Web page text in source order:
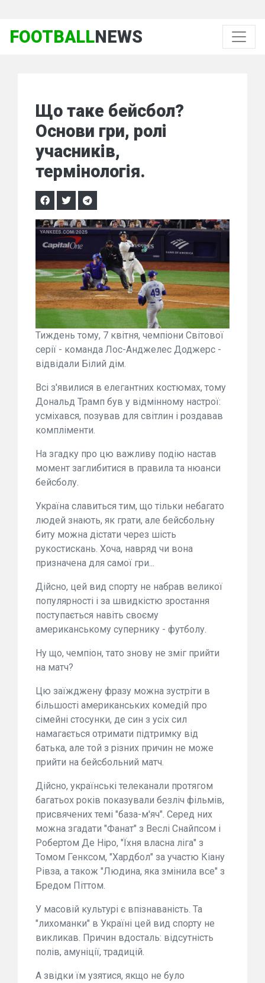
FOOTBALLNEWS
Що таке бейсбол?
Основи гри, ролі
учасників,
термінологія.
Тиждень тому, 7 квітня, чемпіони Світової
серії - команда Лос-Анджелес Доджерс -
відвідали Білий дім.
Всі з'явилися в елегантних костюмах, тому
Дональд Трамп був у відмінному настрої:
усміхався, позував для світлин і роздавав
компліменти.
На згадку про цю важливу подію настав
момент заглибитися в правила та нюанси
бейсболу.
Україна славиться тим, що тільки небагато
людей знають, як грати, але бейсбольну
биту можна дістати через шість
рукостискань. Хоча, навряд чи вона
призначена для самої гри...
Дійсно, цей вид спорту не набрав великої
популярності і за швидкістю зростання
поступається навіть своєму
американському супернику - футболу.
Ну що, чемпіон, тато знову не зміг прийти
на матч?
Цю заїжджену фразу можна зустріти в
більшості американських комедій про
сімейні стосунки, де син з усіх сил
намагається отримати підтримку від
батька, але той з різних причин не може
прийти на бейсбольний матч.
Дійсно, українські телеканали протягом
багатьох років показували безліч фільмів,
присвячених темі "база-м'яч". Серед них
можна згадати "Фанат" з Веслі Снайпсом і
Робертом Де Ніро, "Їхня власна ліга" з
Томом Генксом, "Хардбол" за участю Кіану
Рівза, а також "Людина, яка змінила все" з
Бредом Піттом.
У масовій культурі є впізнаваність. Та
"лихоманки" в Україні цей вид спорту не
викликав. Причин вдосталь: відсутність
полів, амуніції, традицій.
А звідки їм узятися, якщо не було